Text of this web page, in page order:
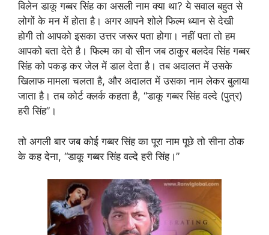
विलेन डाकू गब्बर सिंह का असली नाम क्या था? ये सवाल बहुत से
लोगों के मन में होता है। अगर आपने शोले फिल्म ध्यान से देखी
होगी तो आपको इसका उत्तर जरूर पता होगा। नहीं पता तो हम
आपको बता देते है। फिल्म का वो सीन जब ठाकुर बलदेव सिंह गब्बर
सिंह को पकड़ कर जेल में डाल देता है। तब अदालत में उसके
खिलाफ मामला चलता है, और अदालत में उसका नाम लेकर बुलाया
जाता है। तब कोर्ट क्लर्क कहता है, “डाकू गब्बर सिंह वल्दे (पुत्र)
हरी सिंह”।
तो अगली बार जब कोई गब्बर सिंह का पूरा नाम पूछे तो सीना ठोक
के कह देना, “डाकू गब्बर सिंह वल्दे हरी सिंह।”